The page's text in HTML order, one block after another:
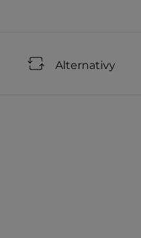
Alternativy